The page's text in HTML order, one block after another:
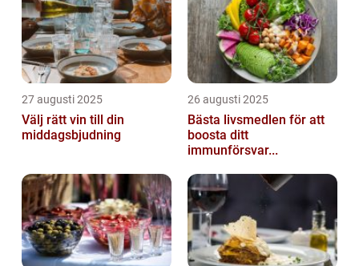
27 augusti 2025
Välj rätt vin till din
middagsbjudning
26 augusti 2025
Bästa livsmedlen för att
boosta ditt
immunförsvar...